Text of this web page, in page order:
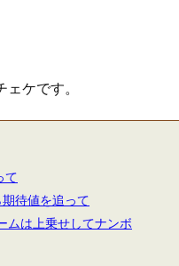
ケです。
て
待値を追って
ムは上乗せしてナンボ